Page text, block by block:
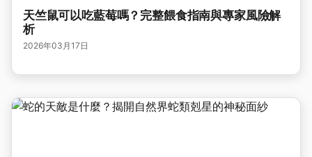
天竺鼠可以吃藍莓嗎？完整餵食指南與專家風險解
析
2026年03月17日